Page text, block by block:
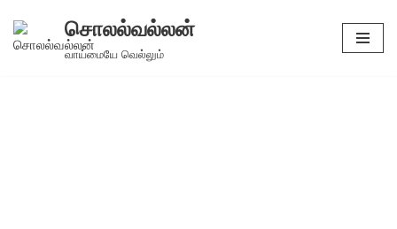
Skip
சொலல்வல்லன்
வாய்மையே வெல்லும்